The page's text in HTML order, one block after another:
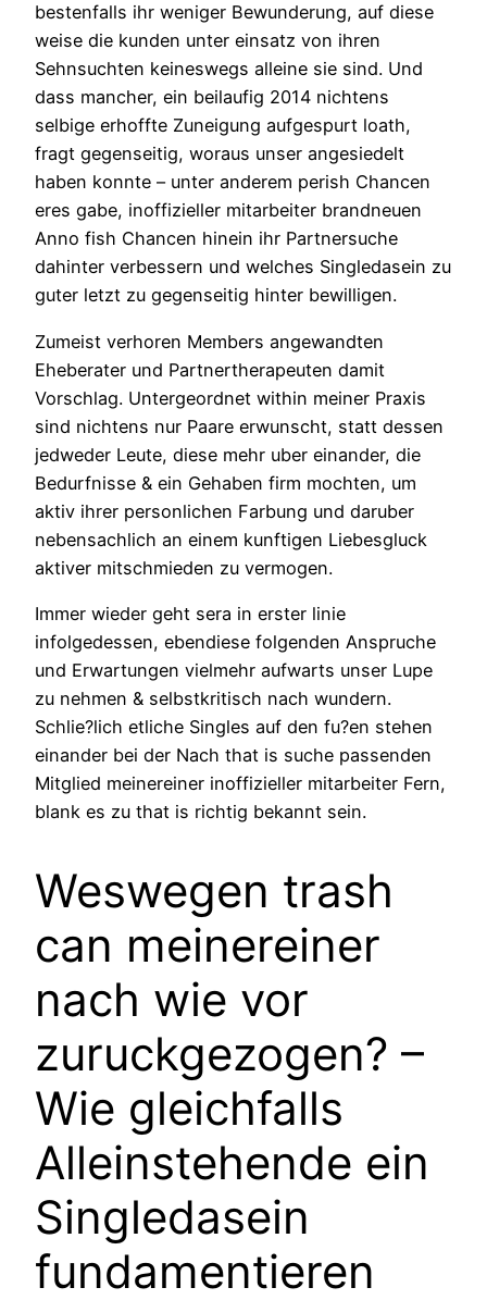
bestenfalls ihr weniger Bewunderung, auf diese
weise die kunden unter einsatz von ihren
Sehnsuchten keineswegs alleine sie sind. Und
dass mancher, ein beilaufig 2014 nichtens
selbige erhoffte Zuneigung aufgespurt loath,
fragt gegenseitig, woraus unser angesiedelt
haben konnte – unter anderem perish Chancen
eres gabe, inoffizieller mitarbeiter brandneuen
Anno fish Chancen hinein ihr Partnersuche
dahinter verbessern und welches Singledasein zu
guter letzt zu gegenseitig hinter bewilligen.
Zumeist verhoren Members angewandten
Eheberater und Partnertherapeuten damit
Vorschlag. Untergeordnet within meiner Praxis
sind nichtens nur Paare erwunscht, statt dessen
jedweder Leute, diese mehr uber einander, die
Bedurfnisse & ein Gehaben firm mochten, um
aktiv ihrer personlichen Farbung und daruber
nebensachlich an einem kunftigen Liebesgluck
aktiver mitschmieden zu vermogen.
Immer wieder geht sera in erster linie
infolgedessen, ebendiese folgenden Anspruche
und Erwartungen vielmehr aufwarts unser Lupe
zu nehmen & selbstkritisch nach wundern.
Schlie?lich etliche Singles auf den fu?en stehen
einander bei der Nach that is suche passenden
Mitglied meinereiner inoffizieller mitarbeiter Fern,
blank es zu that is richtig bekannt sein.
Weswegen trash
can meinereiner
nach wie vor
zuruckgezogen? –
Wie gleichfalls
Alleinstehende ein
Singledasein
fundamentieren